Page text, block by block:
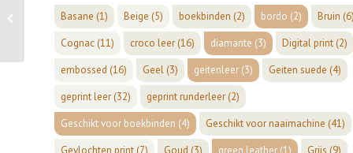
Basane (1) Beige (5) boekbinden (2) bordo (2) Bruin
Cognac (11) croco leer (16) diamante (3) Digital print (2)
embossed (16) Geel (3) geitenleer (3) Geiten suede (4)
geprint leer (32) geprint runderleer (2)
Geschikt voor boekbinden (4) Geschikt voor naaimachine (41)
Gevlochten print (7) Goud (3) green leather (1) Grijs (9)
bruin nappa